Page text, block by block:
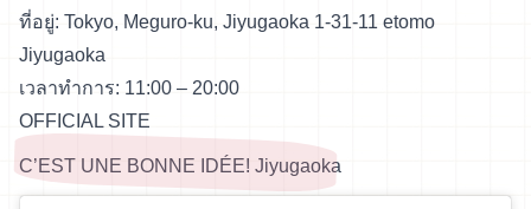
ที่อยู่: Tokyo, Meguro-ku, Jiyugaoka 1-31-11 etomo
Jiyugaoka
เวลาทำการ: 11:00 – 20:00
OFFICIAL SITE
C’EST UNE BONNE IDÉE! Jiyugaoka